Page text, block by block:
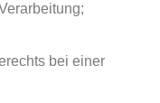
bei einer